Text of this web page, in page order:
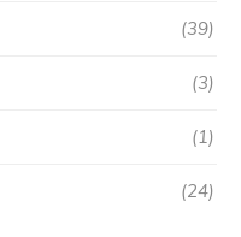
(39)
(3)
(1)
(24)